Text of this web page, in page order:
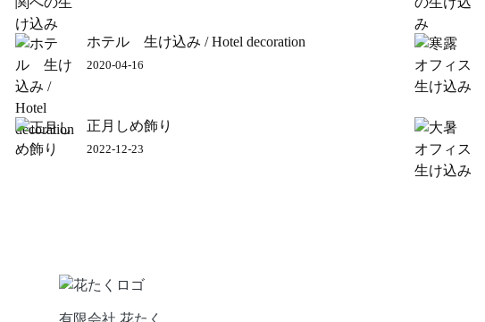
ホテル 生け込み / Hotel decoration
2020-04-16
正月しめ飾り
2022-12-23
有限会社 花たく